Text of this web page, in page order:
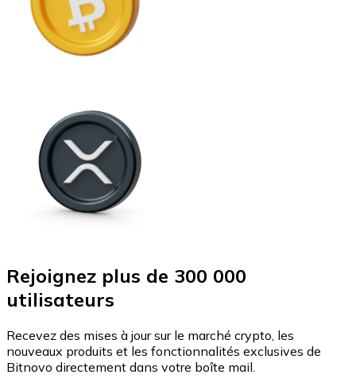
Rejoignez plus de 300 000
utilisateurs
Recevez des mises à jour sur le marché crypto, les
nouveaux produits et les fonctionnalités exclusives de
Bitnovo directement dans votre boîte mail.